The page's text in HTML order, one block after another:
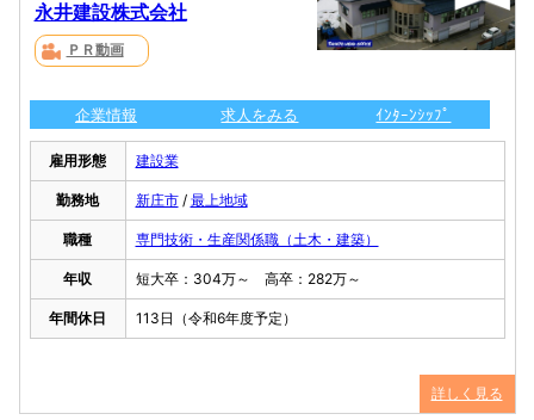
永井建設株式会社
ＰＲ動画
企業情報 求人をみる ｲﾝﾀｰﾝｼｯﾌﾟ
雇用形態 建設業
勤務地 新庄市/ 最上地域
職種 専門技術・生産関係職（土木・建築）
年収 短大卒：304万～ 高卒：282万～
年間休日 113日（令和6年度予定）
詳しく見る